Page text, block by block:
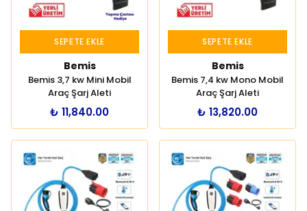
SEPETE EKLE
Bemis
Bemis 3,7 kw Mini Mobil
Araç Şarj Aleti
₺ 11,840.00
SEPETE EKLE
Bemis
Bemis 7,4 kw Mono Mobil
Araç Şarj Aleti
₺ 13,820.00